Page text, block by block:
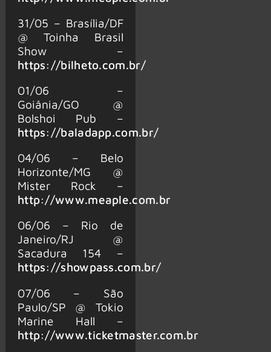
31/05 – Brasília/DF
@ Toinha Brasil
Show –
https://bilheto.com.br/
01/06 –
Goiânia/GO @
Bolshoi Pub –
https://baladapp.com.br/
04/06 – Belo
Horizonte/MG @
Mister Rock –
http://www.meaple.com.br
06/06 – Rio de
Janeiro/RJ @
Sacadura 154 –
https://showpass.com.br/
07/06 – São
Paulo/SP @ Tokio
Marine Hall –
http://www.ticketmaster.com.br